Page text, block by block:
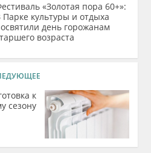
«Золотая пора 60+»:
Парке культуры и отдыха
день горожанам
возраста
к
сезону